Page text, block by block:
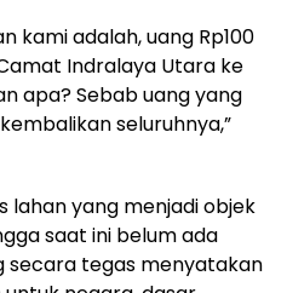
kami adalah, uang Rp100
Indralaya Utara ke
apa? Sebab uang yang
seluruhnya,”
lahan yang menjadi objek
saat ini belum ada
secara tegas menyatakan